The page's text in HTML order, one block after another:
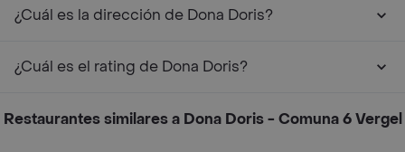
¿Cuál es la dirección de Dona Doris?
¿Cuál es el rating de Dona Doris?
Restaurantes similares a Dona Doris - Comuna 6 Vergel